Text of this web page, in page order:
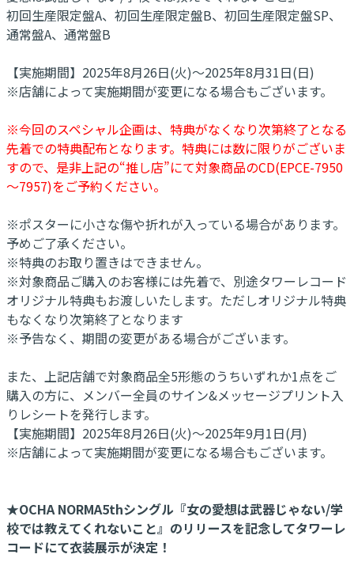
初回生産限定盤A、初回生産限定盤B、初回生産限定盤SP、
通常盤A、通常盤B
【実施期間】2025年8月26日(火)～2025年8月31日(日)
※店舗によって実施期間が変更になる場合もございます。
※今回のスペシャル企画は、特典がなくなり次第終了となる
先着での特典配布となります。特典には数に限りがございま
すので、是非上記の“推し店”にて対象商品のCD(EPCE-7950
～7957)をご予約ください。
※ポスターに小さな傷や折れが入っている場合があります。
予めご了承ください。
※特典のお取り置きはできません。
※対象商品ご購入のお客様には先着で、別途タワーレコード
オリジナル特典もお渡しいたします。ただしオリジナル特典
もなくなり次第終了となります
※予告なく、期間の変更がある場合がございます。
また、上記店舗で対象商品全5形態のうちいずれか1点をご
購入の方に、メンバー全員のサイン&メッセージプリント入
りレシートを発行します。
【実施期間】2025年8月26日(火)～2025年9月1日(月)
※店舗によって実施期間が変更になる場合もございます。
★OCHA NORMA5thシングル『女の愛想は武器じゃない/学
校では教えてくれないこと』のリリースを記念してタワーレ
コードにて衣装展示が決定！